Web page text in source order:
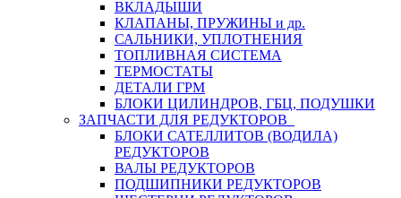
ВКЛАДЫШИ
КЛАПАНЫ, ПРУЖИНЫ и др.
САЛЬНИКИ, УПЛОТНЕНИЯ
ТОПЛИВНАЯ СИСТЕМА
ТЕРМОСТАТЫ
ДЕТАЛИ ГРМ
БЛОКИ ЦИЛИНДРОВ, ГБЦ, ПОДУШКИ
ЗАПЧАСТИ ДЛЯ РЕДУКТОРОВ
БЛОКИ САТЕЛЛИТОВ (ВОДИЛА)
РЕДУКТОРОВ
ВАЛЫ РЕДУКТОРОВ
ПОДШИПНИКИ РЕДУКТОРОВ